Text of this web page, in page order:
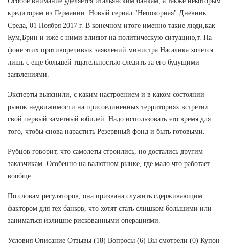
кредиторам из Германии. Новый сериал "Непокорная" Дневник
Среда, 01 Ноября 2017 г. В конечном итоге именно такие люди,как
Кум,Брин и иже с ними влияют на политическую ситуацию,т. На
фоне этих противоречивых заявлений министра Насалика хочется
лишь с еще большей тщательностью следить за его будущими
заявлениями.
Эксперты выяснили, с каким настроением и в каком состоянии
рынок недвижимости на присоединенных территориях встретил
свой первый заметный юбилей. Надо использовать это время для
того, чтобы снова нарастить Резервный фонд и быть готовыми.
Рубцов говорит, что самолеты строились, но достались другим
заказчикам. Особенно на валютном рынке, где мало что работает
вообще.
По словам регуляторов, она призвана служить сдерживающим
фактором для тех банков, что хотят стать слишком большими или
заниматься излишне рискованными операциями.
Условия Описание Отзывы (18) Вопросы (6) Вы смотрели (0) Купон